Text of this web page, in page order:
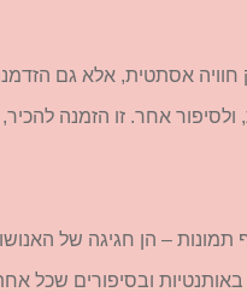
חוויה אסתטית, אלא גם
אחר. זו הזמנה
– הן חגיגה של
באותנטיות ובסיפורים שכל